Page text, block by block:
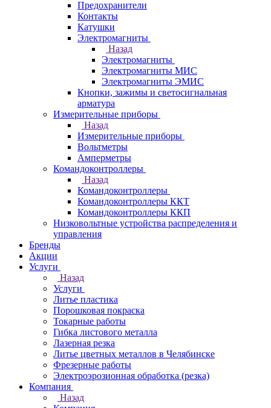
Предохранители
Контакты
Катушки
Электромагниты
Назад
Электромагниты
Электромагниты МИС
Электромагниты ЭМИС
Кнопки, зажимы и светосигнальная
арматура
Измерительные приборы
Назад
Измерительные приборы
Вольтметры
Амперметры
Командоконтроллеры
Назад
Командоконтроллеры
Командоконтроллеры ККТ
Командоконтроллеры ККП
Низковольтные устройства распределения и
управления
Бренды
Акции
Услуги
Назад
Услуги
Литье пластика
Порошковая покраска
Токарные работы
Гибка листового металла
Лазерная резка
Литье цветных металлов в Челябинске
Фрезерные работы
Электроэрозионная обработка (резка)
Компания
Назад